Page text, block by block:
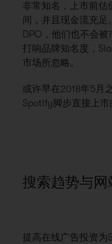
非常知名 ，上市前
间，并且现金流充
DPO，他们也不会被
打响品牌知名度，
市场所忽略。
或许早在2018年5月
Spotify脚步直接上市
搜索趋势与网
提高在线广告投资为